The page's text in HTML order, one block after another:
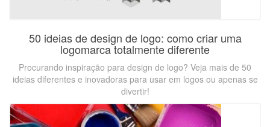
50 ideias de design de logo: como criar uma
logomarca totalmente diferente
Procurando inspiração para design de logo? Veja mais de 50
ideias diferentes e inovadoras para usar em logos ou apenas se
divertir!